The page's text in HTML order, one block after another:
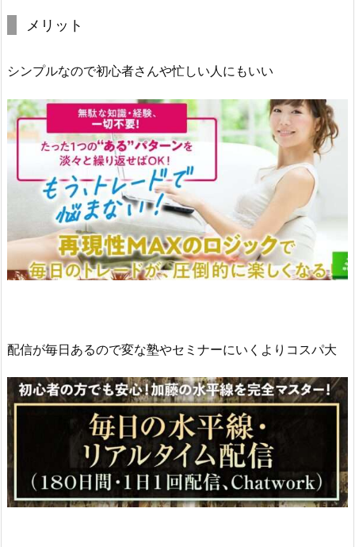
メリット
シンプルなので初心者さんや忙しい人にもいい
配信が毎日あるので変な塾やセミナーにいくよりコスパ大